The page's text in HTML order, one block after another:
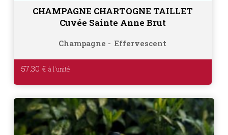
CHAMPAGNE CHARTOGNE TAILLET
Cuvée Sainte Anne Brut
Champagne Effervescent
57.30 €